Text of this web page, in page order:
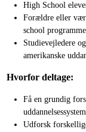
High School
Forældre eller
school
Studievejledere
amerikanske
Hvorfor deltage:
Få en grundig
uddannelsessystem
Udforsk